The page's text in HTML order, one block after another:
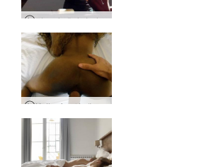
탄트라 테라피 마사지
Katherina의 에로틱 동영상 블로그